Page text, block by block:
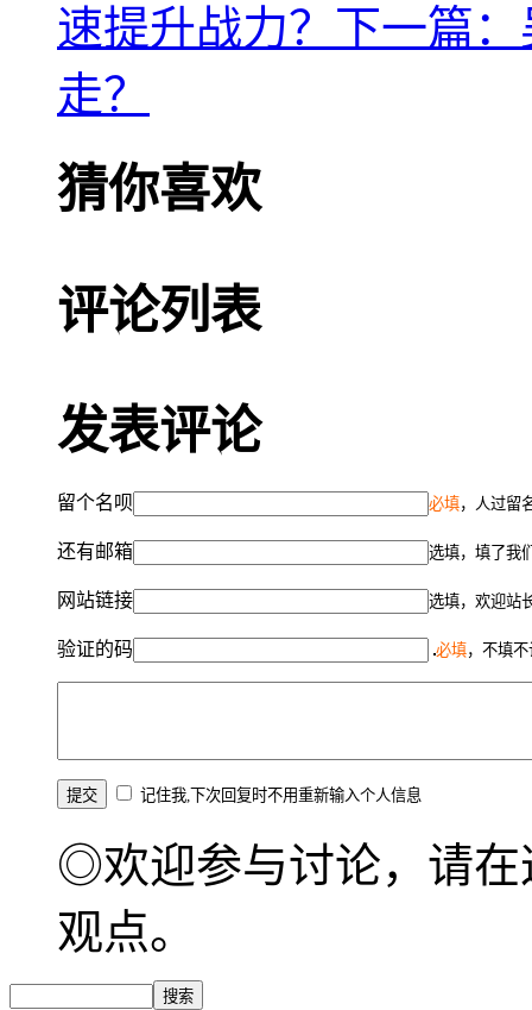
速提升战力？ 下一篇
走？
猜你喜欢
评论列表
发表评论
留个名呗 必填，人过留
还有邮箱 选填，填了我
网站链接 选填，欢迎站
验证的码 必填，不填
记住我,下次回复时不用重新输入个人信息
◎欢迎参与讨论，请在
观点。